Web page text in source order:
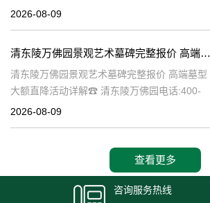
南☎ 清东陵万佛园电话:400-838-5063清东陵
2026-08-09
清东陵万佛园景观艺术墓碑完整报价 高端墓型大额直降活动详解
清东陵万佛园景观艺术墓碑完整报价 高端墓型
大额直降活动详解☎ 清东陵万佛园电话:400-
838-5063清东陵万佛园，作为中国著名的皇家
2026-08-09
查看更多
咨询服务热线